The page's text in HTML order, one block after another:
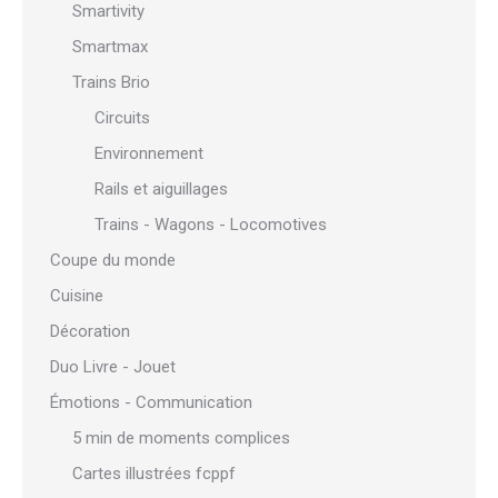
Smartivity
Smartmax
Trains Brio
Circuits
Environnement
Rails et aiguillages
Trains - Wagons - Locomotives
Coupe du monde
Cuisine
Décoration
Duo Livre - Jouet
Émotions - Communication
5 min de moments complices
Cartes illustrées fcppf